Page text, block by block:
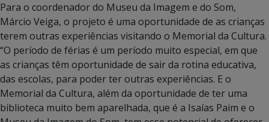
Para o coordenador do Museu da Imagem e do Som,
Márcio Veiga, o projeto é uma oportunidade de as crianças
terem outras experiências visitando o Memorial da Cultura.
“O período de férias é um período muito especial, em que
as crianças têm oportunidade de sair da rotina educativa,
das escolas, para poder ter outras experiências. E o
Memorial da Cultura, além da oportunidade de ter uma
biblioteca muito bem aparelhada, que é a Isaías Paim e o